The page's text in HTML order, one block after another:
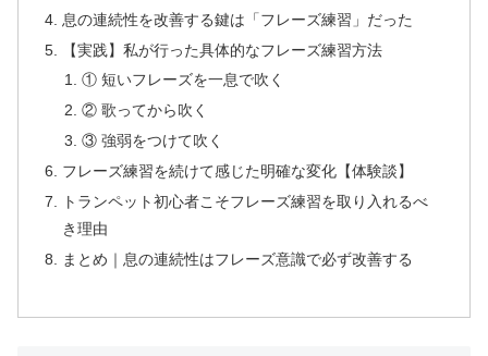
息の連続性を改善する鍵は「フレーズ練習」だった
【実践】私が行った具体的なフレーズ練習方法
① 短いフレーズを一息で吹く
② 歌ってから吹く
③ 強弱をつけて吹く
フレーズ練習を続けて感じた明確な変化【体験談】
トランペット初心者こそフレーズ練習を取り入れるべ
き理由
まとめ｜息の連続性はフレーズ意識で必ず改善する